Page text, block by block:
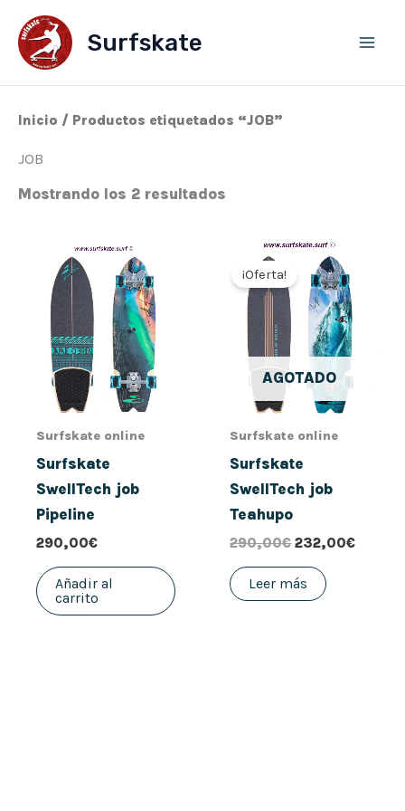
contenido
Surfskate
Inicio / Productos etiquetados “JOB”
JOB
Mostrando los 2 resultados
Surfskate online
Surfskate
SwellTech job
Pipeline
290,00€
Añadir al
carrito
AGOTADO
¡Oferta!
Surfskate online
Surfskate
SwellTech job
Teahupo
290,00€
El
precio
original
era:
290,00€.
232,00€
Leer más